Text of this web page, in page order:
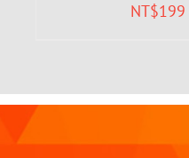
NT$199